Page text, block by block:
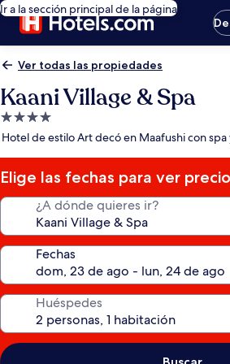
Ir a la sección principal de la página
Ver todas las propiedades
Kaani Village & Spa
Propiedad
de
estrellas
Hotel de estilo Art decó en Maafushi con spa
Elige las fechas para ver
¿A dónde quieres ir?
Fechas
Huéspedes